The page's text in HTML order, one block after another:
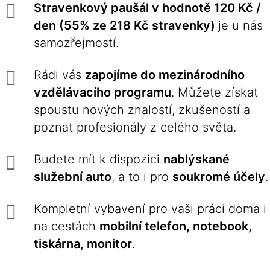
Stravenkový paušál v hodnotě 120 Kč /
den (55% ze 218 Kč stravenky) je u nás
samozřejmostí.
Rádi vás zapojíme do mezinárodního
vzdělávacího programu. Můžete získat
spoustu nových znalostí, zkušeností a
poznat profesionály z celého světa.
Budete mít k dispozici nablýskané
služební auto, a to i pro soukromé účely.
Kompletní vybavení pro vaši práci doma i
na cestách mobilní telefon, notebook,
tiskárna, monitor.